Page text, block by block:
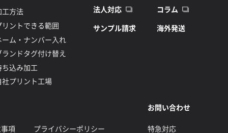
工方法
リントできる範囲
ーム・ナンバー入れ
ランドタグ付け替え
ち込み加工
社プリント工場
法人対応
サンプル請求
コラム
海外発送
項
プライバシーポリシー
お問い合わせ
特急対応